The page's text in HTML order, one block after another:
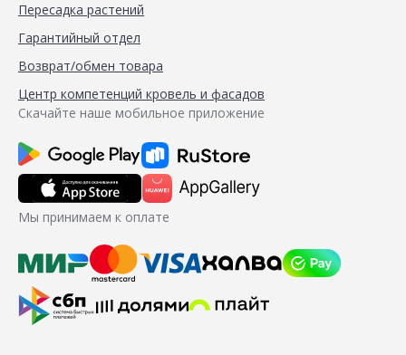
Пересадка растений
Гарантийный отдел
Возврат/обмен товара
Центр компетенций кровель и фасадов
Скачайте наше мобильное приложение
Мы принимаем к оплате